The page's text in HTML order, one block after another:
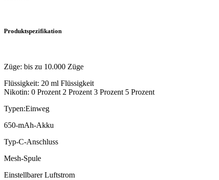
Produktspezifikation
Züge: bis zu 10.000 Züge
Flüssigkeit: 20 ml Flüssigkeit
Nikotin: 0 Prozent 2 Prozent 3 Prozent 5 Prozent
Typen:Einweg
650-mAh-Akku
Typ-C-Anschluss
Mesh-Spule
Einstellbarer Luftstrom